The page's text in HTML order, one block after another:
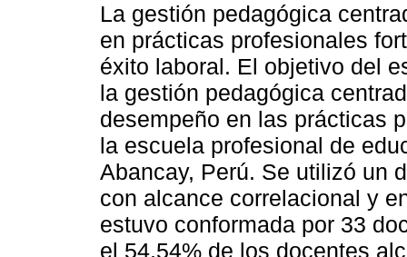
La gestión pedagógica
en prácticas profesionales
éxito laboral. El objetivo del
la gestión pedagógica
desempeño en las prácticas
la escuela profesional de
Abancay, Perú. Se utilizó un
con alcance correlacional y
estuvo conformada por 33
el 54,54% de los docentes